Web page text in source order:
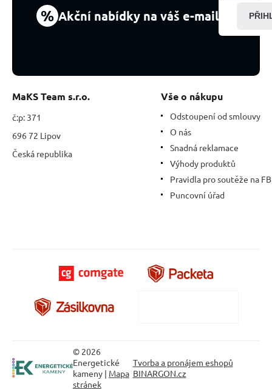
kámen
realizace
% Akční nabídky na váš e-mail
MaKS Team s.r.o.
č:p: 371
696 72 Lipov
Česká republika
Vše o nákupu
Odstoupení od smlouvy
O nás
Snadná reklamace
Výhody produktů
Pravidla pro soutěže na FB
Puncovní úřad
© 2026
Energetické
kameny | Mapa
stránek
Tvorba a pronájem eshopů
BINARGON.cz